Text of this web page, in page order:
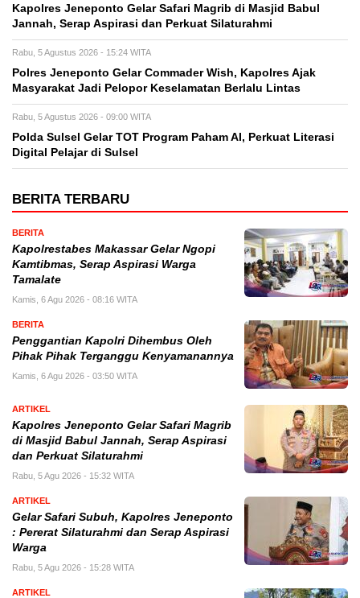
Kapolres Jeneponto Gelar Safari Magrib di Masjid Babul
Jannah, Serap Aspirasi dan Perkuat Silaturahmi
Rabu, 5 Agustus 2026 - 15:24 WITA
Polres Jeneponto Gelar Commader Wish, Kapolres Ajak
Masyarakat Jadi Pelopor Keselamatan Berlalu Lintas
Rabu, 5 Agustus 2026 - 09:00 WITA
Polda Sulsel Gelar TOT Program Paham AI, Perkuat Literasi
Digital Pelajar di Sulsel
BERITA TERBARU
BERITA
Kapolrestabes Makassar Gelar Ngopi
Kamtibmas, Serap Aspirasi Warga
Tamalate
Kamis, 6 Agu 2026 - 08:16 WITA
BERITA
Penggantian Kapolri Dihembus Oleh
Pihak Pihak Terganggu Kenyamanannya
Kamis, 6 Agu 2026 - 03:50 WITA
ARTIKEL
Kapolres Jeneponto Gelar Safari Magrib
di Masjid Babul Jannah, Serap Aspirasi
dan Perkuat Silaturahmi
Rabu, 5 Agu 2026 - 15:32 WITA
ARTIKEL
Gelar Safari Subuh, Kapolres Jeneponto
: Pererat Silaturahmi dan Serap Aspirasi
Warga
Rabu, 5 Agu 2026 - 15:28 WITA
ARTIKEL